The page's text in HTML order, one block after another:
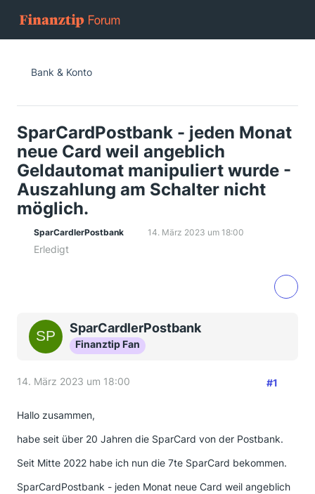
Bank & Konto
SparCardPostbank - jeden Monat
neue Card weil angeblich
Geldautomat manipuliert wurde -
Auszahlung am Schalter nicht
möglich.
SparCardlerPostbank 14. März 2023 um 18:00
Erledigt
SparCardlerPostbank
Finanztip Fan
14. März 2023 um 18:00 #1
Hallo zusammen,
habe seit über 20 Jahren die SparCard von der Postbank.
Seit Mitte 2022 habe ich nun die 7te SparCard bekommen.
SparCardPostbank - jeden Monat neue Card weil angeblich